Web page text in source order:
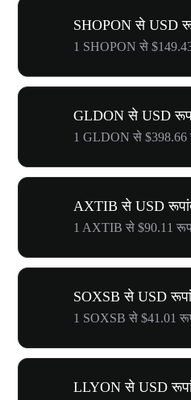
SHOPON से USD
1 SHOPON से
GLDON से USD
1 GLDON से $398.66
AXTIB से USD
1 AXTIB से $90.11
SOXSB से USD
1 SOXSB से $41.01
LLYON से USD